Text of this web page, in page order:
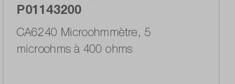
P01143200
CA6240 Microohmmètre, 5
microohms à 400 ohms